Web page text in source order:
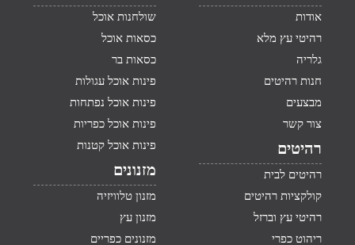
אודות
רהיטי עץ מלא
גלריה
חנות רהיטים
מבצעים
צור קשר
רהיטים
רהיטים לבית
קולקציות רהיטים
רהיטי עץ וברזל
ריהוט כפרי
שולחנות אוכל
כסאות אוכל
כסאות בר
פינות אוכל עגולות
פינות אוכל נפתחות
פינות אוכל כפריות
פינות אוכל קטנות
מזנונים
מזנון טלוויזיה
מזנון עץ
מזנונים כפריים